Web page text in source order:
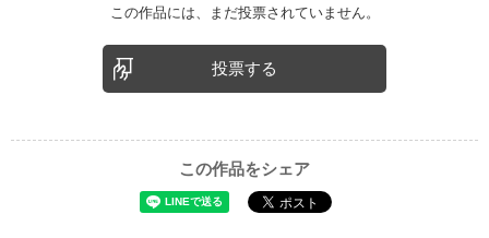
この作品には、まだ投票されていません。
投票する
この作品をシェア